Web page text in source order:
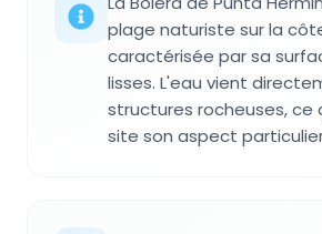
plage naturiste sur la
caractérisée par sa
lisses. L'eau vient
structures rocheuses, ce
site son aspect